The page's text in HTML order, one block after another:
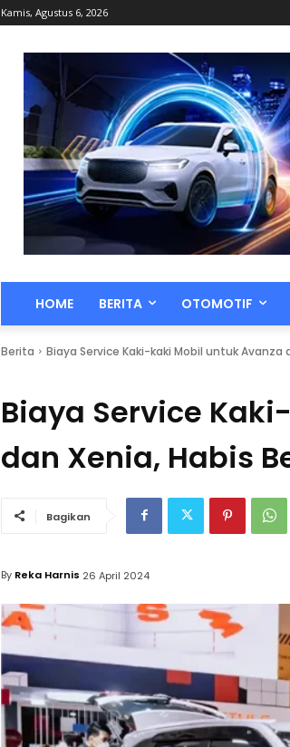
Kamis, Agustus 6, 2026
HOME BERITA OTOMOTIF
Berita Biaya Service Kaki-kaki Mobil untuk Avanza
Biaya Service
dan Xenia, Habis
Bagikan
By Reka Harnis 26 April 2024